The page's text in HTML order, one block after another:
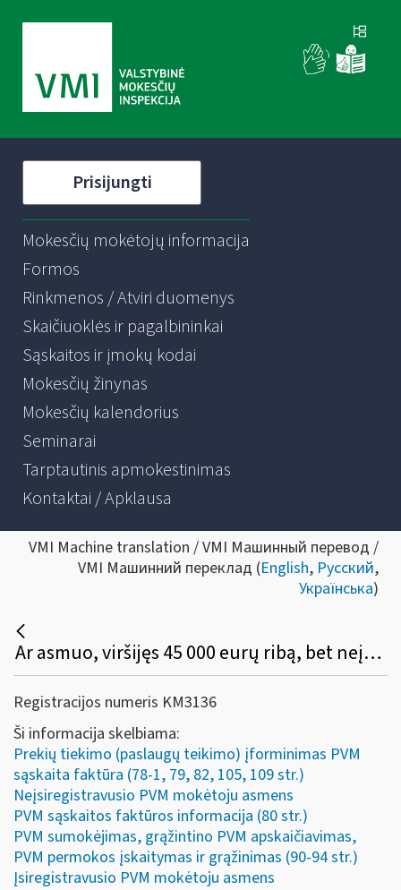
Prisijungti
Mokesčių mokėtojų informacija
Formos
Rinkmenos / Atviri duomenys
Skaičiuoklės ir pagalbininkai
Sąskaitos ir įmokų kodai
Mokesčių žinynas
Mokesčių kalendorius
Seminarai
Tarptautinis apmokestinimas
Kontaktai / Apklausa
VMI Machine translation / VMI Машинный перевод /
VMI Машинний переклад (English, Русский,
Українська)
Ar asmuo, viršijęs 45 000 eurų ribą, bet neįsiregistravęs PVM mokėtoju, gali (privalo) apskaitos dokumente išskirti PVM, o pirkėjas turi teisę tokį PVM atskaityti įprasta tvarka?
Registracijos numeris KM3136
Ši informacija skelbiama:
Prekių tiekimo (paslaugų teikimo) įforminimas PVM
sąskaita faktūra (78-1, 79, 82, 105, 109 str.)
Neįsiregistravusio PVM mokėtoju asmens
PVM sąskaitos faktūros informacija (80 str.)
PVM sumokėjimas, grąžintino PVM apskaičiavimas,
PVM permokos įskaitymas ir grąžinimas (90-94 str.)
Įsiregistravusio PVM mokėtoju asmens